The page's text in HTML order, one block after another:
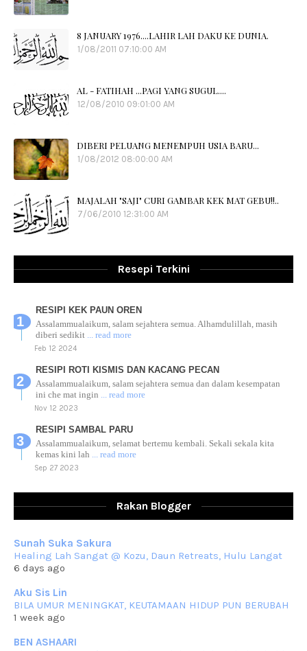
8 JANUARY 1976....LAHIR LAH DAKU KE DUNIA.
1/08/2011 07:10:00 AM
AL - FATIHAH ...PAGI YANG SUGUL....
12/08/2010 09:01:00 AM
DIBERI PELUANG MENEMPUH USIA BARU...
1/08/2012 08:00:00 AM
MAJALAH "SAJI" CURI GAMBAR KEK MAT GEBU!!..
7/06/2010 12:31:00 AM
Resepi Terkini
RESIPI KEK PAUN OREN
Assalammualaikum, salam sejahtera semua. Alhamdulillah, masih
diberi sedikit
... read more
Feb 12 2024
RESIPI ROTI KISMIS DAN KACANG PECAN
Assalammualaikum, salam sejahtera semua dan dalam kesempatan
ini che mat ingin
... read more
Nov 12 2023
RESIPI SAMBAL PARU
Assalammualaikum, selamat bertemu kembali. Sekali sekala kita
kemas kini lah
... read more
Sep 27 2023
Assalammualaikum, salam sejahtera dan salam rindu untuk semua.
RESIPI KUIH KASWI KELEDEK UNGU
Assalammualaikum, salam semua. Masih belum terlambat untuk che
mat ucapkan
Jun 30 2023
RESIPI KURMA AYAM MERAH
Assalammualaikum, salam semua. Hari ni 4 Zulhijjah 1444 Hijrah,
Jun 23 2023
Rakan Blogger
Sunah Suka Sakura
Healing Lah Sangat @ Kozu, Daun Retreats, Hulu Langat
6 days ago
Aku Sis Lin
BILA UMUR MENINGKAT, KEUTAMAAN HIDUP PUN BERUBAH
1 week ago
BEN ASHAARI